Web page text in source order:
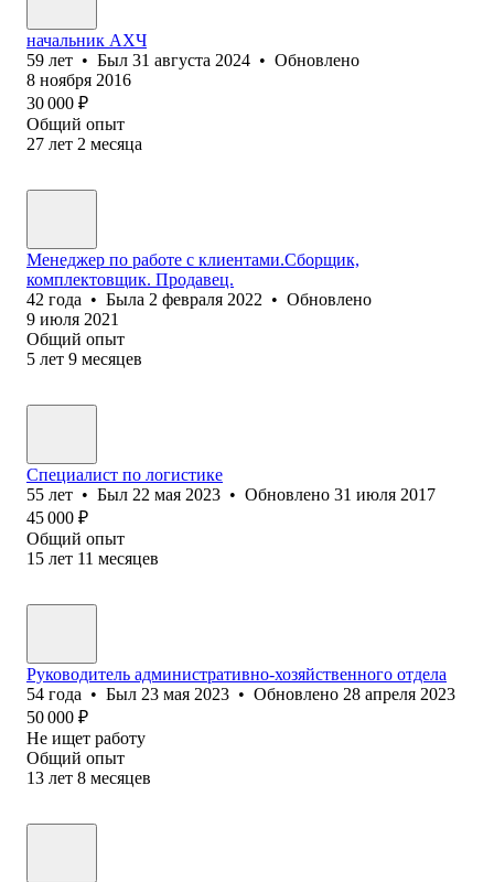
начальник АХЧ
59 лет • Был 31 августа 2024 • Обновлено
8 ноября 2016
30 000 ₽
Общий опыт
27 лет 2 месяца
Менеджер по работе с клиентами.Сборщик,
комплектовщик. Продавец.
42 года • Была 2 февраля 2022 • Обновлено
9 июля 2021
Общий опыт
5 лет 9 месяцев
Специалист по логистике
55 лет • Был 22 мая 2023 • Обновлено 31 июля 2017
45 000 ₽
Общий опыт
15 лет 11 месяцев
Руководитель административно-хозяйственного отдела
54 года • Был 23 мая 2023 • Обновлено 28 апреля 2023
50 000 ₽
Не ищет работу
Общий опыт
13 лет 8 месяцев